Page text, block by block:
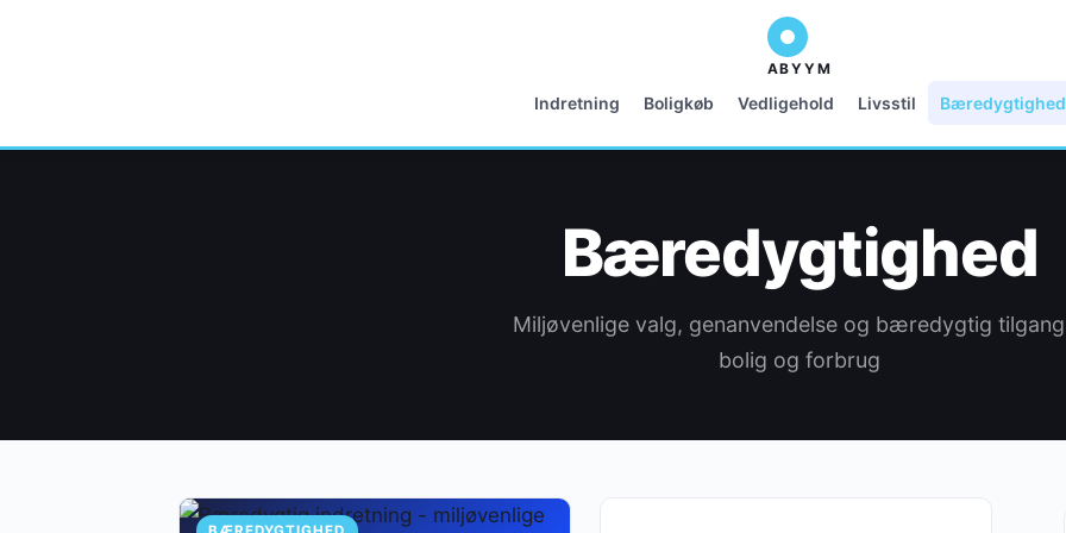
ABYYM
Indretning Boligkøb Vedligehold Livsstil Bæredygtighed
Bæredygtighed
Miljøvenlige valg, genanvendelse og bæredygtig
bolig og forbrug